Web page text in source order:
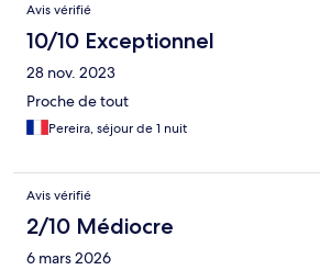
Avis vérifié
10/10 Exceptionnel
28 nov. 2023
Proche de tout
Pereira, séjour de 1 nuit
Avis vérifié
2/10 Médiocre
6 mars 2026